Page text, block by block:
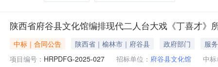
陕西省府谷县文化馆编排现代二人台大戏《丁喜才》
中标｜合同公告 陕西省｜榆林市｜府谷县 政府部门
服务
项目编号： HRPDFG-2025-027 招标单位： 府谷县文化馆
中